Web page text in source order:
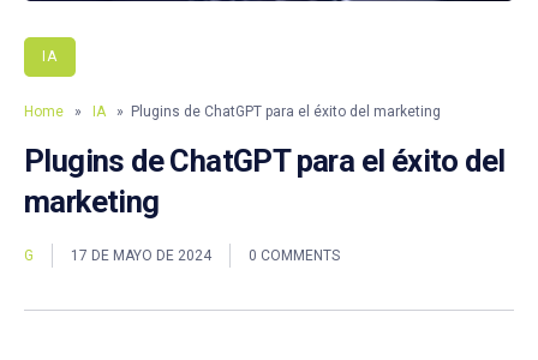
IA
Home » IA » Plugins de ChatGPT para el éxito del marketing
Plugins de ChatGPT para el éxito del
marketing
G 17 DE MAYO DE 2024 0 COMMENTS